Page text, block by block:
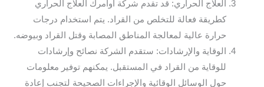
العلاج الحراري: قد تقدم شركة اوامرك العلاج الحراري
كطريقة فعالة للتخلص من القراد. يتم استخدام درجات
حرارة عالية لمعالجة المناطق المصابة وقتل القراد وبيوضه.
الوقاية والإرشادات: ستقدم الشركة نصائح وإرشادات
للوقاية من القراد في المستقبل. يمكنهم توفير معلومات
حول الوسائل الوقائية والإجراءات الصحيحة لتجنب إعادة